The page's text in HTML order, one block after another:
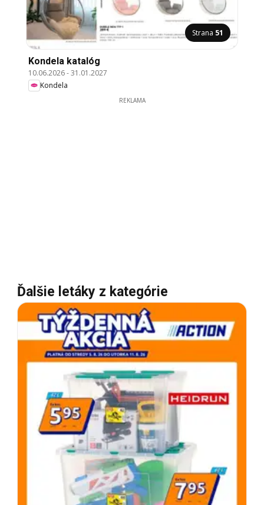
Strana 51
Kondela katalóg
10.06.2026-31.01.2027
Kondela
REKLAMA
Ďalšie letáky z kategórie